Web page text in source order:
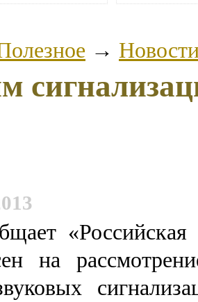
→
«Российская
на